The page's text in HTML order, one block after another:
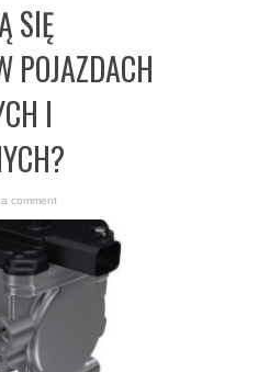
SIĘ
POJAZDACH
I
comment